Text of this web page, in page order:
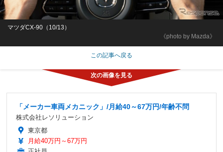
《photo by Mazda》
マツダCX-90（10/13）
この記事へ戻る
「メーカー車両メカニック」/月給40～67万円/年齢不問
株式会社レソリューション
東京都
月給40万円～67万円